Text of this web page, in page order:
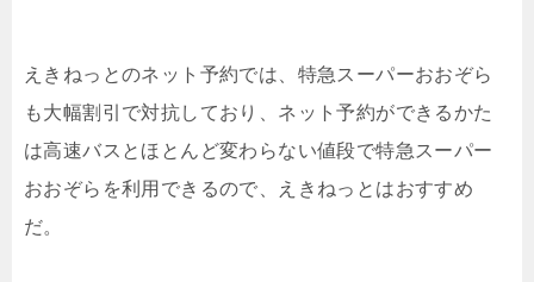
えきねっとのネット予約では、特急スーパーおおぞら
も大幅割引で対抗しており、ネット予約ができるかた
は高速バスとほとんど変わらない値段で特急スーパー
おおぞらを利用できるので、えきねっとはおすすめ
だ。